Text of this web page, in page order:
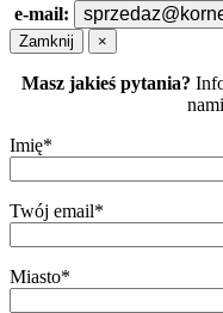
e-mail:
Zamknij ×
Masz jakieś pytania?
Imię*
Twój email*
Miasto*